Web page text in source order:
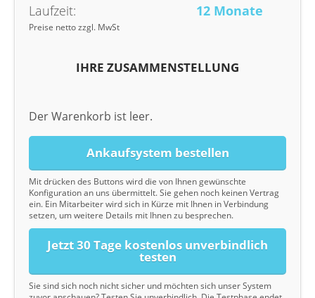
Laufzeit:
12 Monate
Preise netto zzgl. MwSt
IHRE ZUSAMMENSTELLUNG
Der Warenkorb ist leer.
Ankaufsystem bestellen
Mit drücken des Buttons wird die von Ihnen gewünschte
Konfiguration an uns übermittelt. Sie gehen noch keinen Vertrag
ein. Ein Mitarbeiter wird sich in Kürze mit Ihnen in Verbindung
setzen, um weitere Details mit Ihnen zu besprechen.
Jetzt 30 Tage kostenlos unverbindlich
testen
Sie sind sich noch nicht sicher und möchten sich unser System